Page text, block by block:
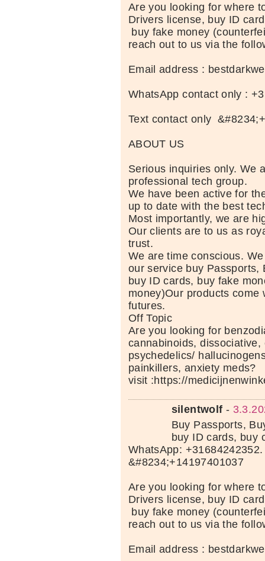
Are you looking for where
Drivers license, buy ID
buy fake money
reach out to us via the
Email address :
WhatsApp contact only :
Text contact only
ABOUT US
Serious inquiries only. We
professional tech group.
We have been active for
up to date with the best
Most importantly, we are
Our clients are to us as
trust.
We are time conscious.
our service buy Passports,
buy ID cards, buy fake
money)Our products come
futures.
Off Topic
Are you looking for
cannabinoids,
psychedelics/
painkillers, anxiety meds?
visit :https://
silentwolf -
Buy Passports,
buy ID cards, buy
WhatsApp: +31684242352.
&#8234;+14197401037
Are you looking for where
Drivers license, buy ID
buy fake money
reach out to us via the
Email address :